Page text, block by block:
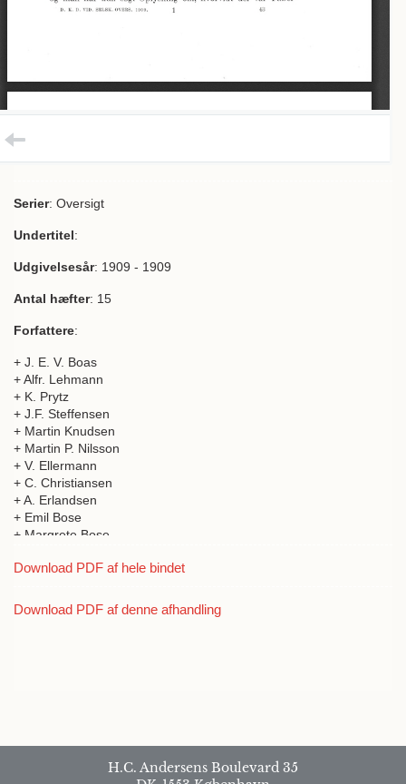
Serier: Oversigt
Undertitel:
Udgivelsesår: 1909 - 1909
Antal hæfter: 15
Forfattere:
+ J. E. V. Boas
+ Alfr. Lehmann
+ K. Prytz
+ J.F. Steffensen
+ Martin Knudsen
+ Martin P. Nilsson
+ V. Ellermann
+ C. Christiansen
+ A. Erlandsen
+ Emil Bose
+ Margrete Bose
+ O. Bang
Download PDF af hele bindet
Download PDF af denne afhandling
H.C. Andersens Boulevard 35